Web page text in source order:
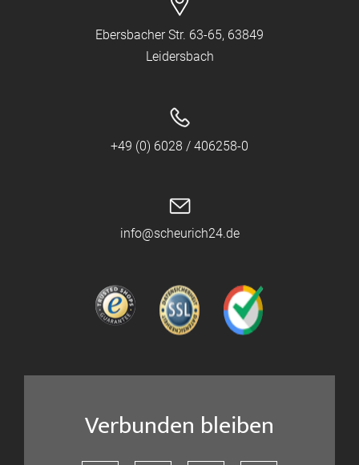
Ebersbacher Str. 63-65, 63849
Leidersbach
+49 (0) 6028 / 406258-0
info@scheurich24.de
Verbunden bleiben